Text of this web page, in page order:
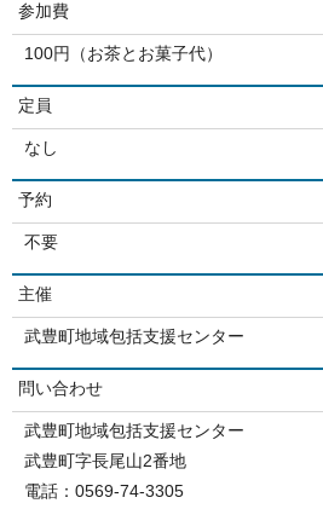
参加費
100円（お茶とお菓子代）
定員
なし
予約
不要
主催
武豊町地域包括支援センター
問い合わせ
武豊町地域包括支援センター
武豊町字長尾山2番地
電話：0569-74-3305